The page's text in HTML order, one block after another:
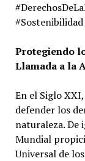
#Sostenibilidad
Protegiendo
Llamada a la
En el Siglo
defender los
naturaleza. De
Mundial
Universal de